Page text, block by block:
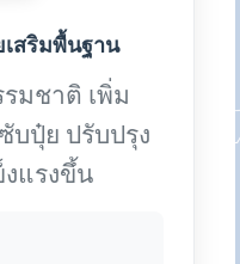
สริมพื้นฐาน
มชาติ เพิ่ม
ปุ๋ย ปรับปรุง
แรงขึ้น